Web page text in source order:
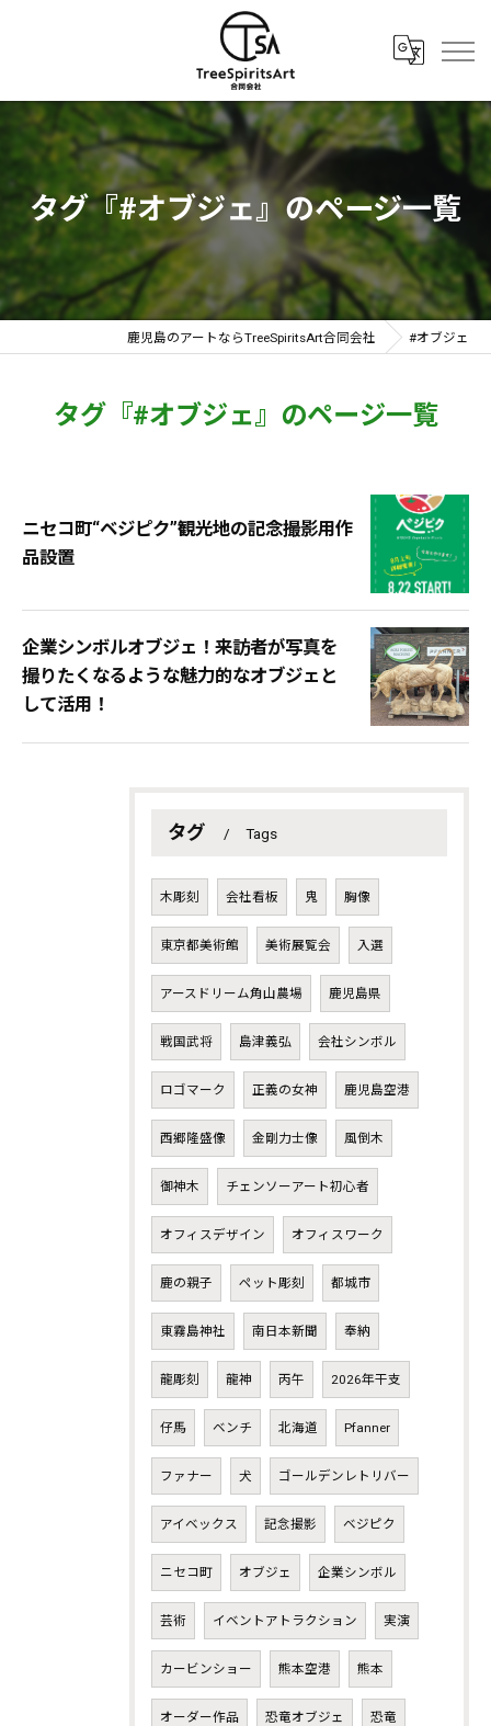
タグ『#オブジェ』のページ一覧
鹿児島のアートならTreeSpiritsArt合同会社 #オブジェ
タグ『#オブジェ』のページ一覧
ニセコ町“ベジピク”観光地の記念撮影用作
品設置
企業シンボルオブジェ！来訪者が写真を
撮りたくなるような魅力的なオブジェと
して活用！
タグ Tags
木彫刻 会社看板 鬼 胸像
東京都美術館 美術展覧会 入選
アースドリーム角山農場 鹿児島県
戦国武将 島津義弘 会社シンボル
ロゴマーク 正義の女神 鹿児島空港
西郷隆盛像 金剛力士像 風倒木
御神木 チェンソーアート初心者
オフィスデザイン オフィスワーク
鹿の親子 ペット彫刻 都城市
東霧島神社 南日本新聞 奉納
龍彫刻 龍神 丙午 2026年干支
仔馬 ベンチ 北海道 Pfanner
ファナー 犬 ゴールデンレトリバー
アイベックス 記念撮影 ベジピク
ニセコ町 オブジェ 企業シンボル
芸術 イベントアトラクション 実演
カービンショー 熊本空港 熊本
オーダー作品 恐竜オブジェ 恐竜